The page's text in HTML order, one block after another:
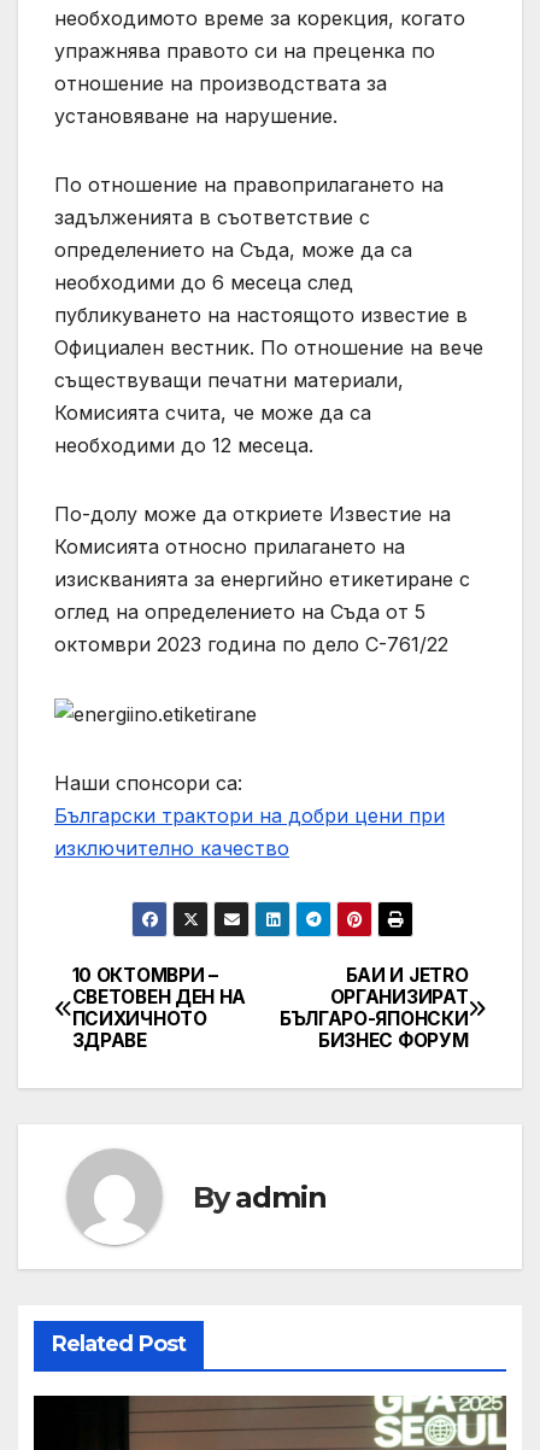
необходимото време за корекция, когато
упражнява правото си на преценка по
отношение на производствата за
установяване на нарушение.
По отношение на правоприлагането на
задълженията в съответствие с
определението на Съда, може да са
необходими до 6 месеца след
публикуването на настоящото известие в
Официален вестник. По отношение на вече
съществуващи печатни материали,
Комисията счита, че може да са
необходими до 12 месеца.
По-долу може да откриете Известие на
Комисията относно прилагането на
изискванията за енергийно етикетиране с
оглед на определението на Съда от 5
октомври 2023 година по дело C-761/22
Наши спонсори са:
Български трактори на добри цени при
изключително качество
Post
navigation
БАИ И JETRO
ОРГАНИЗИРАТ
БЪЛГАРО-ЯПОНСКИ
БИЗНЕС ФОРУМ
10 ОКТОМВРИ –
СВЕТОВЕН ДЕН НА
ПСИХИЧНОТО
ЗДРАВЕ
Byadmin
Related Post